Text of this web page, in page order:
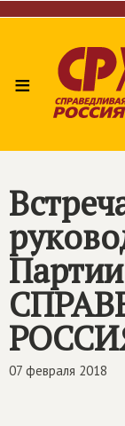
≡
Партии
07 февраля 2018